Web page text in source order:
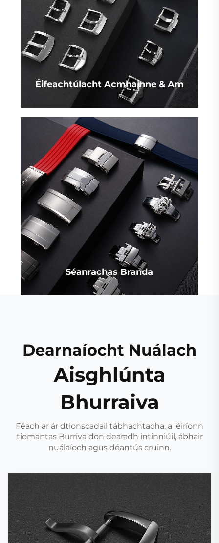
Éifeachtúlacht Acmhainne & Am
Séanrachas Branda
Dearnaíocht Nuálach
Aisghlúnta
Bhurraiva
Féach ar ár dtionscadail tábhachtacha, a léiríonn
tiomantas Burriva don dearadh intinniúil, ábhair
nuálaíoch agus déantús cruinn.